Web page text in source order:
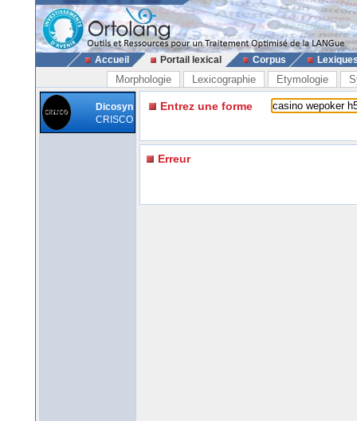
Accueil Portail lexical Corpus
Morphologie Lexicographie Etymologie
Dicosyn
CRISCO
Entrez une forme
Erreur